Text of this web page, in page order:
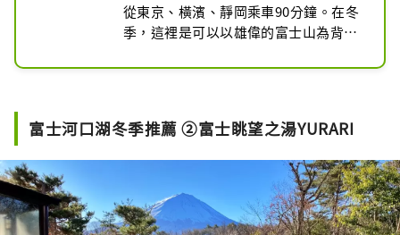
從東京、橫濱、靜岡乘車90分鐘。在冬
季，這裡是可以以雄偉的富士山為背景
場。從初學者到高級滑雪者都可以享受
Land”推薦給有小學生以下兒童的家
夏季坡道、山地車等活動，還有坡道燒
烤，是一個充滿樂趣的高原度假勝地。
富士河口湖冬季推薦 ②富士眺望之湯YURARI